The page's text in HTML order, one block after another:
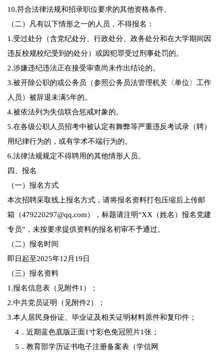
10.符合法律法规和招录职位要求的其他资格条件。
（二）凡有以下情形之一的人员，不得报名：
1.受过处分（含党纪处分、行政处分、政务处分和在大学期间因
违反校规校纪受到的处分）或因犯罪受过刑事处罚的。
2.涉嫌违纪违法正在接受审查尚未作出结论的。
3.被开除公职的或公务员（参照公务员法管理机关〈单位〉工作
人员）被辞退未满5年的。
4.被依法列为失信联合惩戒对象的。
5.在各级公职人员招考中被认定有舞弊等严重违反考试录（聘）
用纪律行为的，或有学术不端行为的。
6.法律法规规定不得聘用的其他情形人员。
四、报名
（一）报名方式
本次招聘采取线上报名方式，请将报名资料打包压缩后上传邮
箱（479220297@qq.com），标题请注明“XX（姓名）报名党建
专员”，未按要求提供资料的报名初审不予通过。
（二）报名时间
即日起至2025年12月19日
（三）报名资料
1.报名信息表（见附件1）；
2.中共党员证明（见附件2）；
3.本人居民身份证、毕业证及相关证明材料原件和复印件；
4．近期蓝色底版正面1寸彩色免冠照片1张；
5．教育部学历证书电子注册备案表（学信网